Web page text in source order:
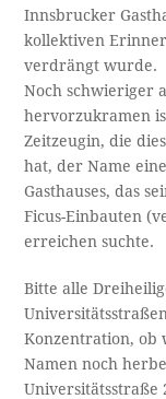
Innsbrucker
kollektiven
verdrängt wurde.
Noch schwieriger
hervorzukramen
Zeitzeugin, die
hat, der Name
Gasthauses, das
Ficus-Einbauten
erreichen suchte.
Bitte alle
Konzentration, ob
Namen noch
Universitätsstraße